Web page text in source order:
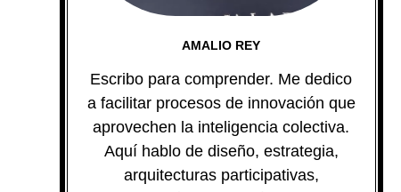
AMALIO REY
Escribo para comprender. Me dedico
a facilitar procesos de innovación que
aprovechen la inteligencia colectiva.
Aquí hablo de diseño, estrategia,
arquitecturas participativas,